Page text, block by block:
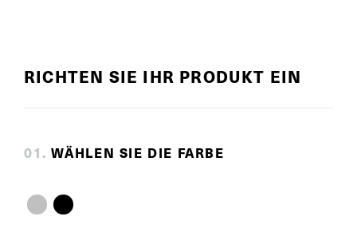
RICHTEN SIE IHR PRODUKT EIN
01 . WÄHLEN SIE DIE FARBE